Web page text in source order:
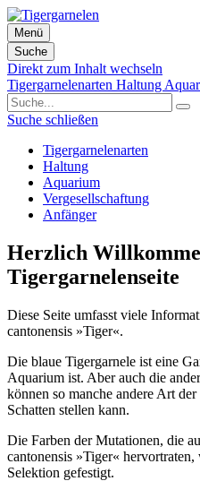
Menü
Suche
Direkt zum Inhalt wechseln
Tigergarnelenarten Haltung
Suche schließen
Tigergarnelenarten
Haltung
Aquarium
Vergesellschaftung
Anfänger
Herzlich
Tigergarnelenseite
Diese Seite umfasst viele
cantonensis »Tiger«.
Die blaue Tigergarnele ist eine
Aquarium ist. Aber auch die
können so manche andere Art
Schatten stellen kann.
Die Farben der Mutationen, die
cantonensis »Tiger«
Selektion gefestigt.